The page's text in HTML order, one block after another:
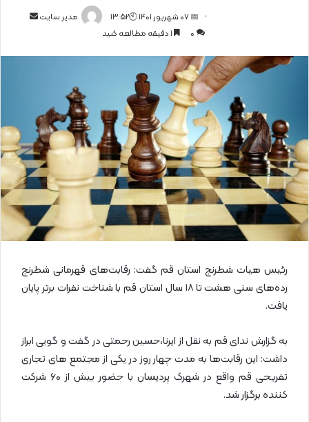
مدیر سایت
ی
ل
📅 07 شهریور 1401 🕙13:52
0
رئیس هیات شطرنج استان قم گفت: رقابت‌های قهرمانی شطرنج
رده‌های سنی هشت تا ۱۸ سال استان قم با شناخت نفرات برتر پایان
یافت.
به گزارش ندای قم به نقل از ایرنا،حسین رحمتی در گفت و گویی ابراز
داشت: این رقابت‌ها به مدت چهار روز در یکی از مجتمع های تجاری
تفریحی قم واقع در شهرک پردیسان با حضور بیش از ۶۰ شرکت
کننده برگزار شد.